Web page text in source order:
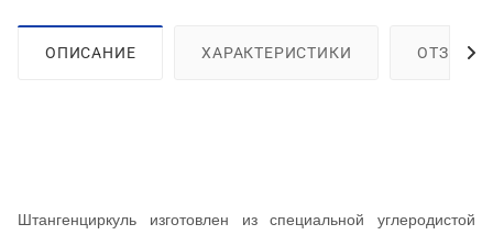
ОПИСАНИЕ ХАРАКТЕРИСТИКИ ОТЗЫВЫ
Штангенциркуль изготовлен из специальной углеродистой